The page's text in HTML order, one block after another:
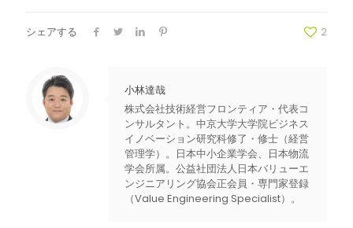
シェアする 2
小林達哉
株式会社技術経営フロンティア・代表コ
ンサルタント。中京大学大学院ビジネス
イノベーション研究科修了・修士（経営
管理学）。日本中小企業学会、日本物流
学会所属。公益社団法人日本バリューエ
ンジニアリング協会正会員・専門家登録
（Value Engineering Specialist）。